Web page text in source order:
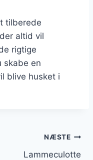
tilberede
altid vil
rigtige
skabe en
blive husket i
NÆSTE
Lammeculotte